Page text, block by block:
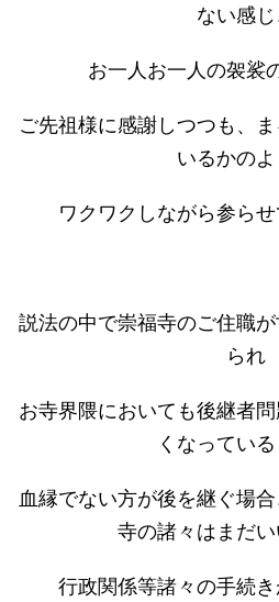
ない感じ
お一人お一人の袈裟
ご先祖様に感謝しつつも、
いるかの
ワクワクしながら参ら
説法の中で崇福寺のご住職
られ
お寺界隈においても後継者
くなってい
血縁でない方が後を継ぐ場
寺の諸々はまだ
行政関係等諸々の手続